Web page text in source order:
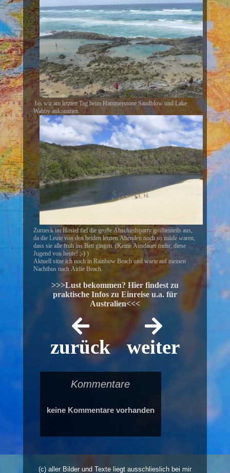
bis wir am letzten Tag beim Hammerstone Sandblow und Lake
Wabby ankommen.
Zurueck im Hostel fiel die große Abschiedsparty größtenteils aus,
da die Leute von den beiden letzten Abenden noch so müde waren,
dass sie alle früh ins Bett gingen. (Keine Ausdauer mehr, diese
Jugend von heute! ;-) )
Aktuell sitze ich noch in Rainbow Beach und warte auf meinen
Nachtbus nach Airlie Beach.
>>>Lust bekommen? Hier findest zu
praktische Infos zu Einreise u.a. für
Australien<<<
zurück weiter
Kommentare
keine Kommentare vorhanden
(c) aller Bilder und Texte liegt ausschlieslich bei mir